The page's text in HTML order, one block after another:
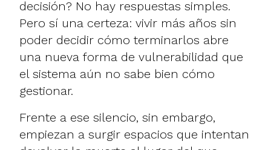
decisión? No hay respuestas simples.
Pero sí una certeza: vivir más años sin
poder decidir cómo terminarlos abre
una nueva forma de vulnerabilidad que
el sistema aún no sabe bien cómo
gestionar.
Frente a ese silencio, sin embargo,
empiezan a surgir espacios que intentan